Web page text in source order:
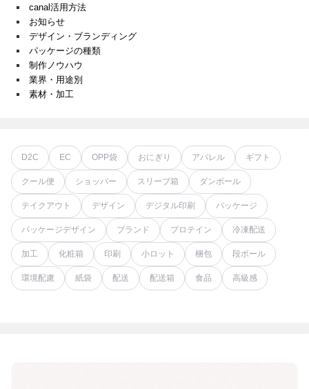
canal活用方法
お知らせ
デザイン・ブランディング
パッケージの種類
制作ノウハウ
業界・用途別
素材・加工
D2C EC OPP袋 おにぎり アパレル ギフト
クール便 ショッパー スリーブ箱 ダンボール
テイクアウト デザイン デジタル印刷 パッケージ
パッケージデザイン ブランド プロテイン 冷凍配送
加工 化粧箱 印刷 小ロット 梱包 段ボール
環境配慮 紙袋 配送 配送箱 食品 高級感